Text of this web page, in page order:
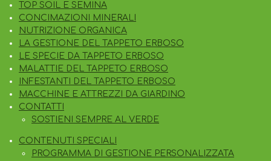
A
G
R
A
M
TOP SOIL E SEMINA
CONCIMAZIONI MINERALI
NUTRIZIONE ORGANICA
LA GESTIONE DEL TAPPETO ERBOSO
LE SPECIE DA TAPPETO ERBOSO
MALATTIE DEL TAPPETO ERBOSO
INFESTANTI DEL TAPPETO ERBOSO
MACCHINE E ATTREZZI DA GIARDINO
CONTATTI
SOSTIENI SEMPRE AL VERDE
CONTENUTI SPECIALI
PROGRAMMA DI GESTIONE PERSONALIZZATA